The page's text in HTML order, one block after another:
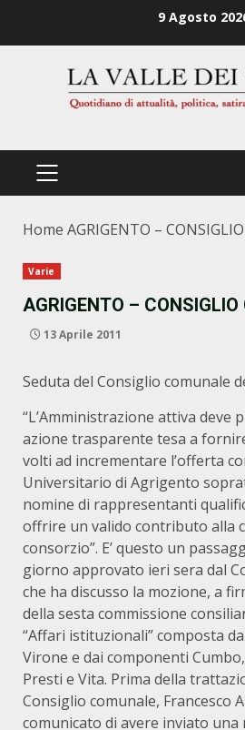
9 Agosto
PRIMÄRES
Home AGRIGENTO –
Varie
AGRIGENTO –
13 Aprile 2011
Seduta del Consiglio comunale
“L’Amministrazione attiva deve
azione trasparente tesa a
volti ad incrementare l’offerta
Universitario di Agrigento
nomine di rappresentanti
offrire un valido contributo alla
consorzio”. E’ questo un
giorno approvato ieri sera dal
che ha discusso la mozione, a
della sesta commissione
“Affari istituzionali” composta
Virone e dai componenti
Presti e Vita. Prima della
Consiglio comunale, Francesco
comunicato di avere inviato